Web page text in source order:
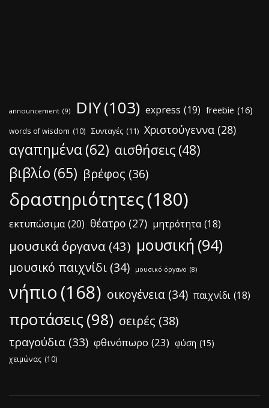
announcement (9) DIY(103) express (19) freebie (16)
words of wisdom (10) Συνταγές (11) Χριστούγεννα (28)
αγαπημένα(62) αισθήσεις (48)
βιβλίο (65) βρέφος (36)
δραστηριότητες(180)
εκτυπώσιμα (20) θέατρο (27) μητρότητα (18)
μουσικά όργανα (43) μουσική (94)
μουσικό παιχνίδι (34) μουσικό όργανο (8)
νήπιο (168) οικογένεια (34) παιχνίδι (18)
προτάσεις (98) σειρές (38)
τραγούδια (33) φθινόπωρο (23) φύση (15)
χειμώνας (10)